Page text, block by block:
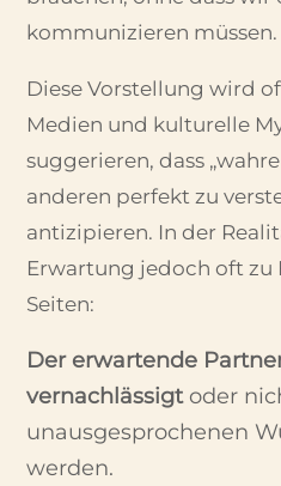
kommunizieren müssen.
Diese Vorstellung wird
Medien und kulturelle
suggerieren, dass
anderen perfekt zu
antizipieren. In der
Erwartung jedoch oft zu
Seiten:
Der erwartende
vernachlässigtoder
unausgesprochenen
werden.